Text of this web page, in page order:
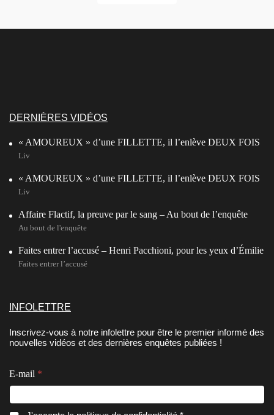
DERNIÈRES VIDÉOS
« AMOUREUX » d’une FILLETTE, il l’enlève DEUX FOIS
Liv
« AMOUREUX » d’une FILLETTE, il l’enlève DEUX FOIS
Liv
Affaire Flactif, la preuve par le sang – Au bout de l’enquête
Au bout de l'enquête
Faites entrer l’accusé – Henri Pacchioni, pour les yeux d’Émilie
Faites entrer l’accusé
INFOLETTRE
Inscrivez-vous à notre infolettre pour être le premier informé des
nouvelles vidéos et des dernières enquêtes publiées !
C
o
s
e
*
C
n
s
E-mail *